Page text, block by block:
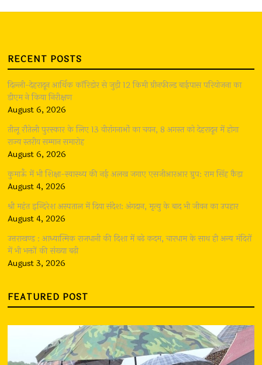
RECENT POSTS
दिल्ली-देहरादून आर्थिक कॉरिडोर से जुड़ी 12 किमी ग्रीनफील्ड बाईपास परियोजना का
डीएम ने किया निरीक्षण
August 6, 2026
तीलू रौतेली पुरस्कार के लिए 13 वीरांगनाओं का चयन, 8 अगस्त को देहरादून में होगा
राज्य स्तरीय सम्मान समारोह
August 6, 2026
कुमाऊँ में भी शिक्षा-स्वास्थ्य की नई अलख जगाए एसजीआरआर ग्रुप: राम सिंह कैड़ा
August 4, 2026
श्री महंत इन्दिरेश अस्पताल में दिया संदेश: अंगदान, मृत्यु के बाद भी जीवन का उपहार
August 4, 2026
उत्तराखण्ड : आध्यात्मिक राजधानी की दिशा में बढ़े कदम, चारधाम के साथ ही अन्य मंदिरों
में भी भक्तों की संख्या बढ़ी
August 3, 2026
FEATURED POST